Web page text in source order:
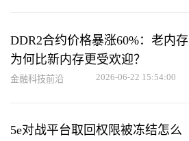
DDR2合约价格暴涨60%：老内存
为何比新内存更受欢迎？
金融科技前沿 2026-06-22 15:54:00
5e对战平台取回权限被冻结怎么